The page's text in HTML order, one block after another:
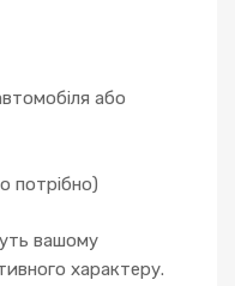
або
потрібно)
вашому
характеру.